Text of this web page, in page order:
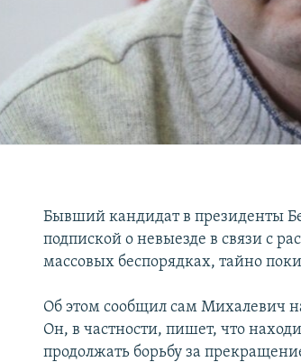
Бывший кандидат в президенты
подпиской о невыезде в связи с
массовых беспорядках, тайно
Об этом сообщил сам Михалевич
Он, в частности, пишет, что
продолжать борьбу за